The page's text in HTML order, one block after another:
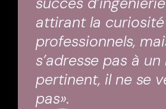
attirant la
professionnels,
s’adresse pas à
pertinent, il ne se
pas».